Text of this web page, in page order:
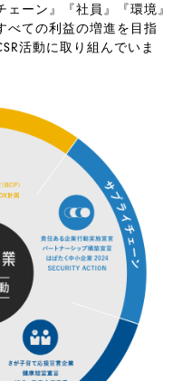
ーン』『社員』『環境』
べての利益の増進を目指
活動に取り組んでいま